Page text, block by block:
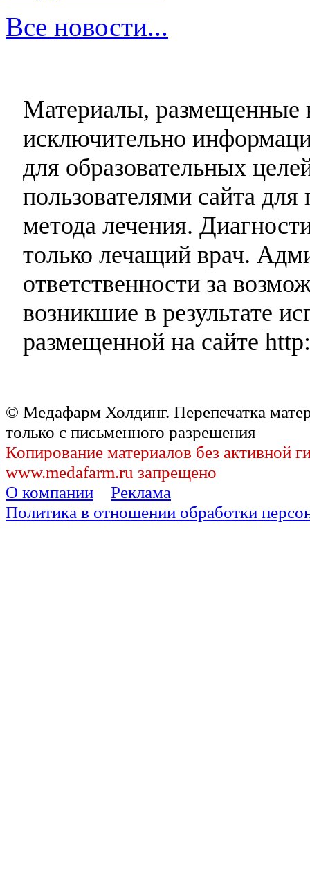
Все новости...
Материалы, размещенные
исключительно
для образовательных
пользователями сайта
метода лечения.
только лечащий врач.
ответственности за
возникшие в результате
размещенной на сайте
© Медафарм Холдинг. Перепечатка
только с письменного разрешения
Копирование материалов без активной
www.medafarm.ru запрещено
О компании
Реклама
Политика в отношении обработки